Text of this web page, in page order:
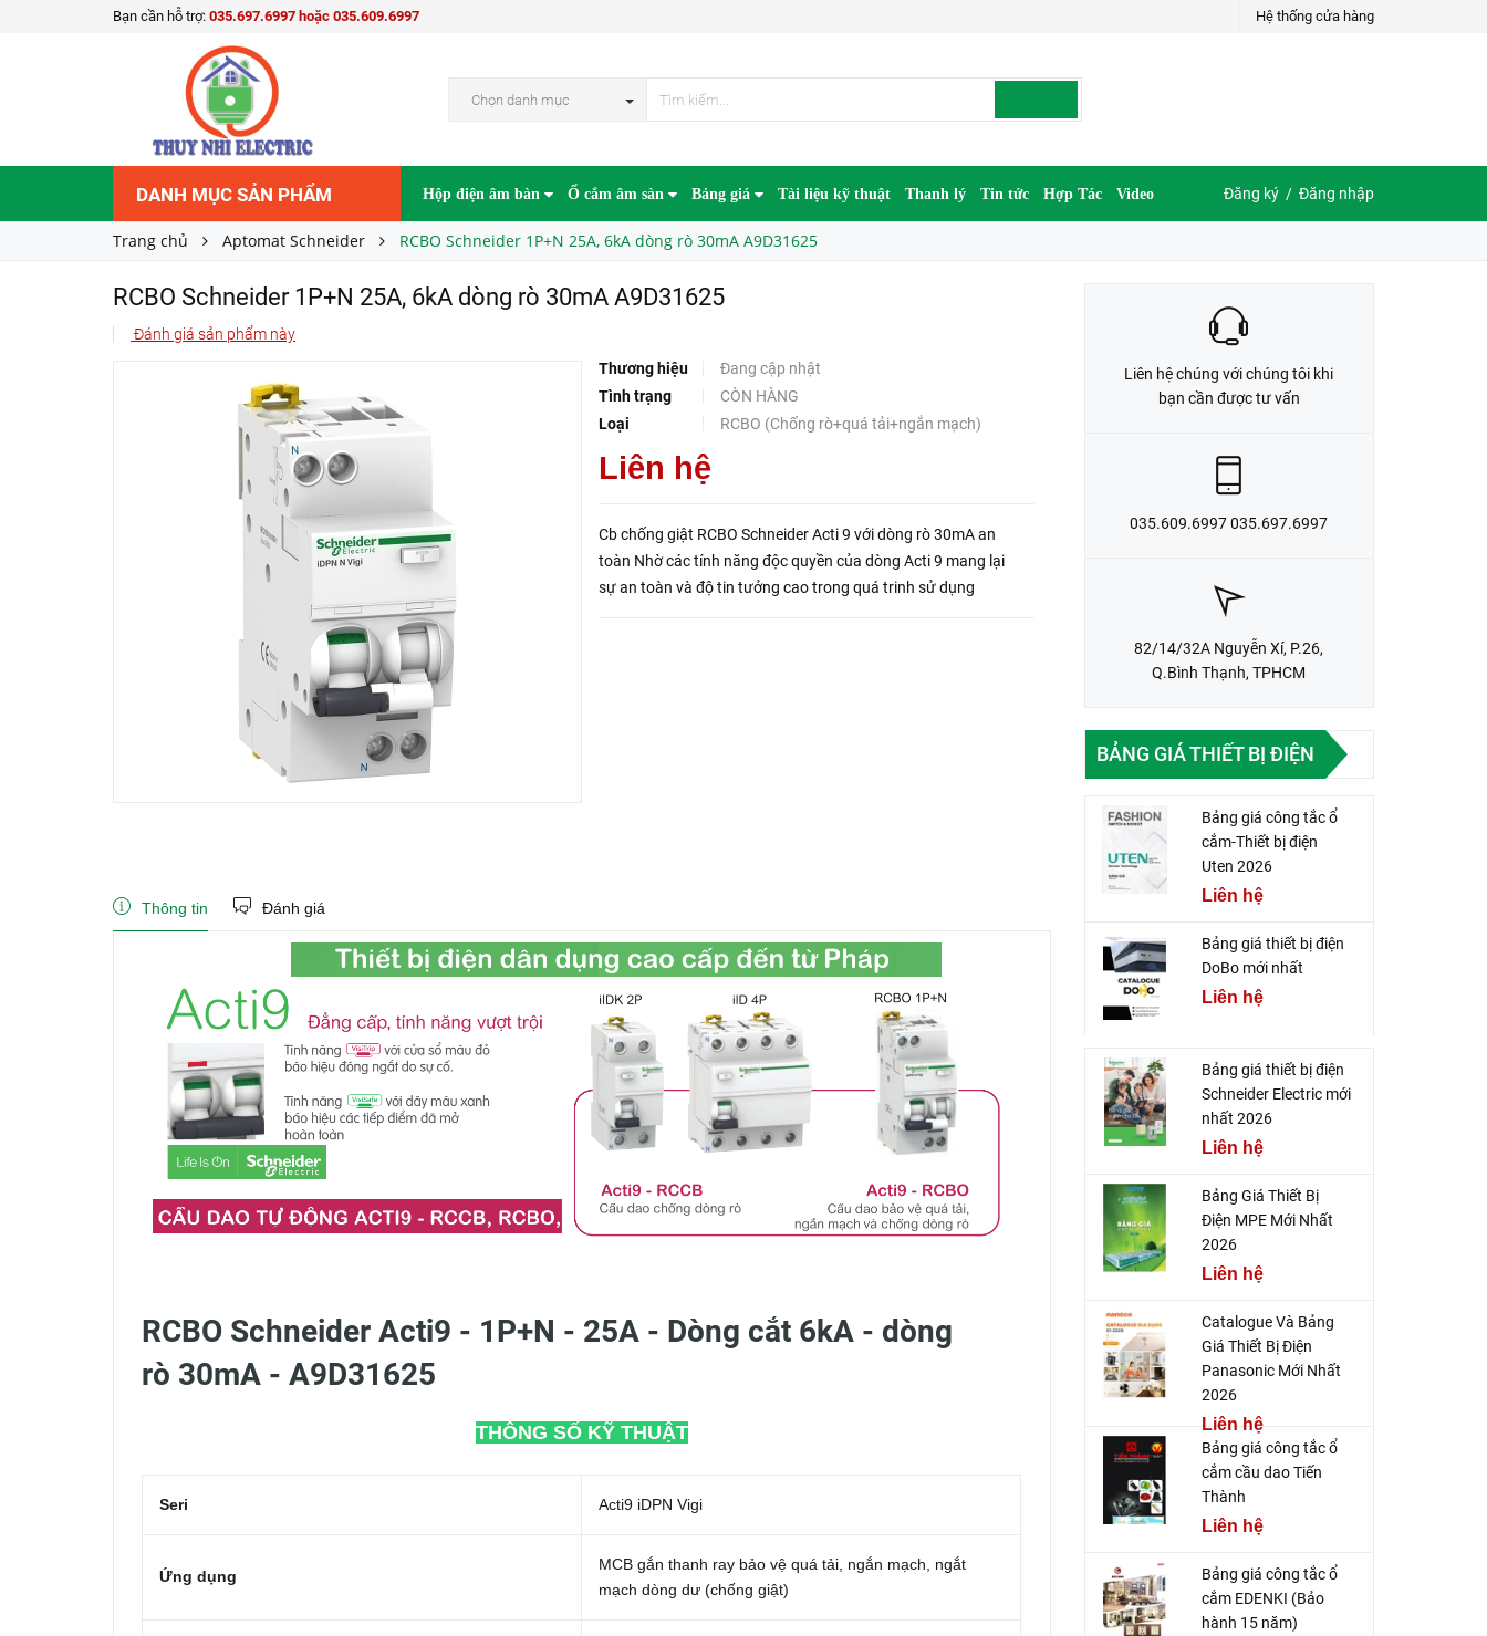
Bạn cần hỗ trợ: 035.697.6997 hoặc 035.609.6997 Hệ thống cửa hàng
Chọn danh mục
DANH MỤC SẢN PHẨM Hộp điện âm bàn Ổ cắm âm sàn Bảng giá Tài liệu kỹ thuật Thanh lý Tin tức Hợp Tác Video Đăng ký / Đăng nhập
Trang chủ Aptomat Schneider RCBO Schneider 1P+N 25A, 6kA dòng rò 30mA A9D31625
RCBO Schneider 1P+N 25A, 6kA dòng rò 30mA A9D31625
Đánh giá sản phẩm này
Thương hiệu
Đang cập nhật
Tình trạng
CÒN HÀNG
Loại
RCBO (Chống rò+quá tải+ngắn mạch)
Liên hệ
Cb chống giật RCBO Schneider Acti 9 với dòng rò 30mA an
toàn Nhờ các tính năng độc quyền của dòng Acti 9 mang lại
sự an toàn và độ tin tưởng cao trong quá trinh sử dụng
RCBO Schneider 1P+N 25A, 6kA dòng rò 30mA A9D31625
Giá bán: Liên hệ
LIÊN HỆ ĐẶT HÀNG
Thông tin Đánh giá
RCBO Schneider Acti9 - 1P+N - 25A - Dòng cắt 6kA - dòng
rò 30mA - A9D31625
THÔNG SỐ KỸ THUẬT
Seri Acti9 iDPN Vigi
Ứng dụng
MCB gắn thanh ray bảo vệ quá tải, ngắn mạch, ngắt
mạch dòng dư (chống giật)
Liên hệ chúng với chúng tôi khi
bạn cần được tư vấn
035.609.6997 035.697.6997
82/14/32A Nguyễn Xí, P.26,
Q.Bình Thạnh, TPHCM
BẢNG GIÁ THIẾT BỊ ĐIỆN
Bảng giá công tắc ổ
cắm-Thiết bị điện
Uten 2026
Liên hệ
Bảng giá thiết bị điện
DoBo mới nhất
Liên hệ
Bảng giá thiết bị điện
Schneider Electric mới
nhất 2026
Liên hệ
Bảng Giá Thiết Bị
Điện MPE Mới Nhất
2026
Liên hệ
Catalogue Và Bảng
Giá Thiết Bị Điện
Panasonic Mới Nhất
2026
Liên hệ
Bảng giá công tắc ổ
cắm cầu dao Tiến
Thành
Liên hệ
Bảng giá công tắc ổ
cắm EDENKI (Bảo
hành 15 năm)